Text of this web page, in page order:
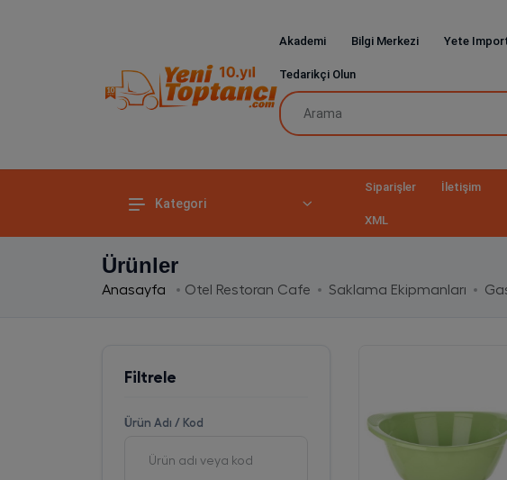
Akademi Bilgi Merkezi Yete
Tedarikçi Olun
Kategori
Siparişler İletişim
XML
Ürünler
Anasayfa Otel Restoran Cafe Saklama Ekipmanları
Filtrele
Ürün Adı / Kod